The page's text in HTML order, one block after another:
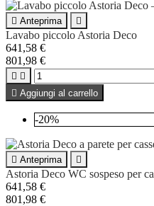
 Anteprima 
Lavabo piccolo Astoria Deco
641,58 €
801,98 €
 
 Aggiungi al carrello
-20%
 Anteprima 
Astoria Deco WC sospeso per
641,58 €
801,98 €